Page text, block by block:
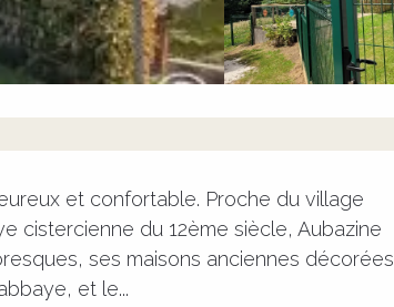
et confortable. Proche du village
cistercienne du 12ème siècle, Aubazine
ses maisons anciennes décorées
et le...